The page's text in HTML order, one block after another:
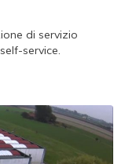
di servizio
service.